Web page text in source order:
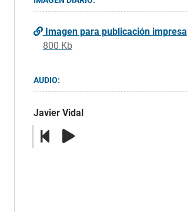
Imagen para publicación impresa
800 Kb
AUDIO:
Javier Vidal